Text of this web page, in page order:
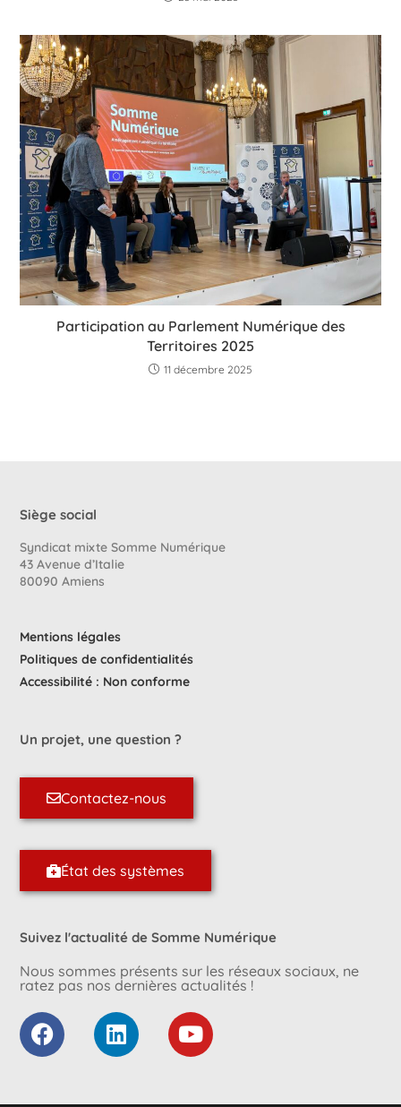
Participation au Parlement Numérique des
Territoires 2025
11 décembre 2025
Siège social
Syndicat mixte Somme Numérique
43 Avenue d’Italie
80090 Amiens
Mentions légales
Politiques de confidentialités
Accessibilité : Non conforme
Un projet, une question ?
Contactez-nous
État des systèmes
Suivez l'actualité de Somme Numérique
Nous sommes présents sur les réseaux sociaux, ne
ratez pas nos dernières actualités !